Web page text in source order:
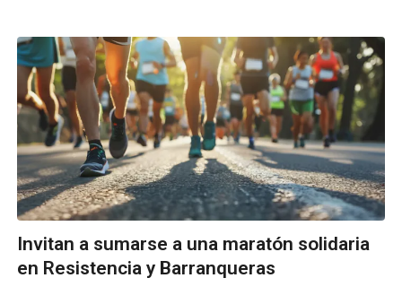
Invitan a sumarse a una maratón solidaria
en Resistencia y Barranqueras